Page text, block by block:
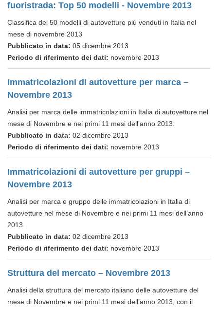
fuoristrada: Top 50 modelli - Novembre 2013
Classifica dei 50 modelli di autovetture più venduti in Italia nel
mese di novembre 2013
Pubblicato in data: 05 dicembre 2013
Periodo di riferimento dei dati: novembre 2013
Immatricolazioni di autovetture per marca –
Novembre 2013
Analisi per marca delle immatricolazioni in Italia di autovetture nel
mese di Novembre e nei primi 11 mesi dell’anno 2013.
Pubblicato in data: 02 dicembre 2013
Periodo di riferimento dei dati: novembre 2013
Immatricolazioni di autovetture per gruppi –
Novembre 2013
Analisi per marca e gruppo delle immatricolazioni in Italia di
autovetture nel mese di Novembre e nei primi 11 mesi dell’anno
2013.
Pubblicato in data: 02 dicembre 2013
Periodo di riferimento dei dati: novembre 2013
Struttura del mercato – Novembre 2013
Analisi della struttura del mercato italiano delle autovetture del
mese di Novembre e nei primi 11 mesi dell’anno 2013, con il